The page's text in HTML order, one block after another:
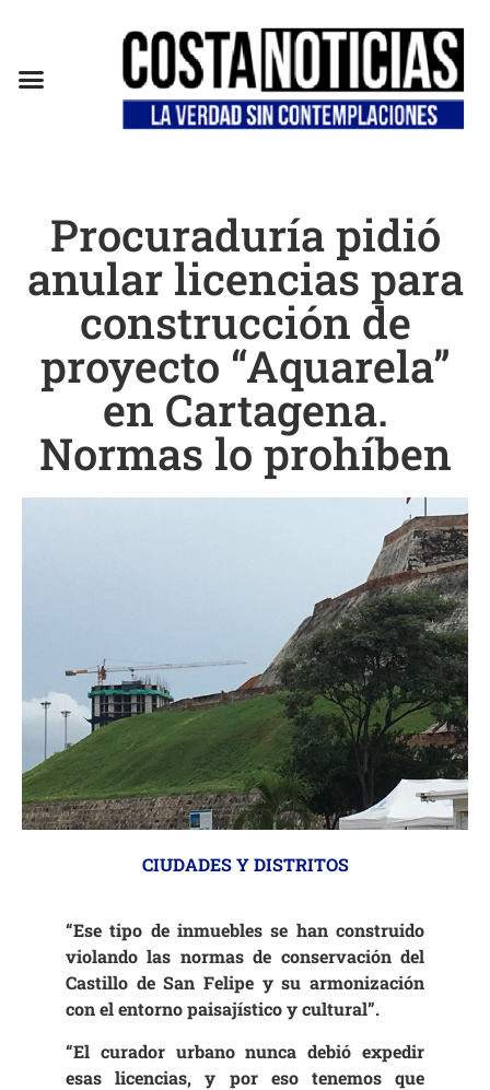
Procuraduría pidió
anular licencias para
construcción de
proyecto “Aquarela”
en Cartagena.
Normas lo prohíben
CIUDADES Y DISTRITOS
“Ese tipo de inmuebles se han construido
violando las normas de conservación del
Castillo de San Felipe y su armonización
con el entorno paisajístico y cultural”.
“El curador urbano nunca debió expedir
esas licencias, y por eso tenemos que